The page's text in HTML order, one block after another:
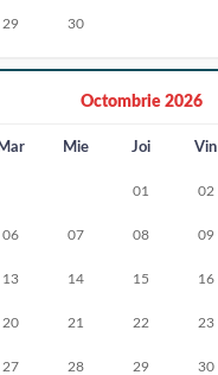
29 30
Octombrie 2026
Mar Mie Joi Vin
01 02
06 07 08 09
13 14 15 16
20 21 22 23
27 28 29 30